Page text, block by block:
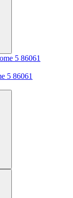
5 86061